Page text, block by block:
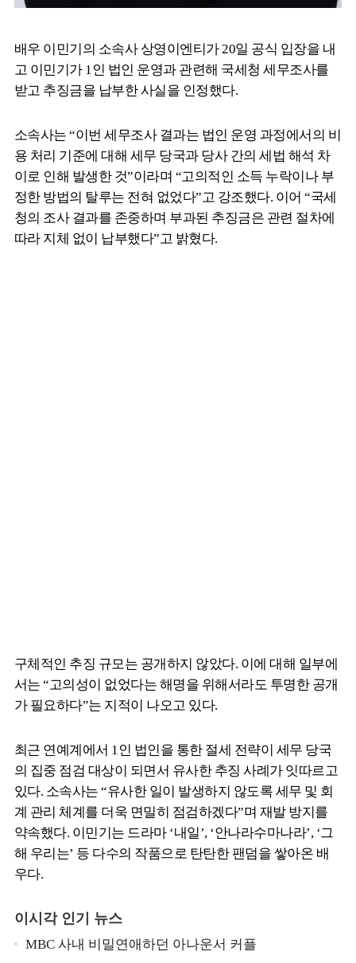
배우 이민기의 소속사 상영이엔티가 20일 공식 입장을 내
고 이민기가 1인 법인 운영과 관련해 국세청 세무조사를
받고 추징금을 납부한 사실을 인정했다.
소속사는 “이번 세무조사 결과는 법인 운영 과정에서의 비
용 처리 기준에 대해 세무 당국과 당사 간의 세법 해석 차
이로 인해 발생한 것”이라며 “고의적인 소득 누락이나 부
정한 방법의 탈루는 전혀 없었다”고 강조했다. 이어 “국세
청의 조사 결과를 존중하며 부과된 추징금은 관련 절차에
따라 지체 없이 납부했다”고 밝혔다.
구체적인 추징 규모는 공개하지 않았다. 이에 대해 일부에
서는 “고의성이 없었다는 해명을 위해서라도 투명한 공개
가 필요하다”는 지적이 나오고 있다.
최근 연예계에서 1인 법인을 통한 절세 전략이 세무 당국
의 집중 점검 대상이 되면서 유사한 추징 사례가 잇따르고
있다. 소속사는 “유사한 일이 발생하지 않도록 세무 및 회
계 관리 체계를 더욱 면밀히 점검하겠다”며 재발 방지를
약속했다. 이민기는 드라마 ‘내일’, ‘안나라수마나라’, ‘그
해 우리는’ 등 다수의 작품으로 탄탄한 팬덤을 쌓아온 배
우다.
이시각 인기 뉴스
MBC 사내 비밀연애하던 아나운서 커플